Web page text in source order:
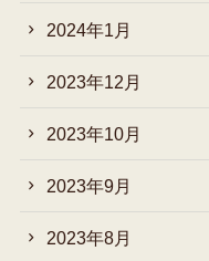
2024年1月
2023年12月
2023年10月
2023年9月
2023年8月